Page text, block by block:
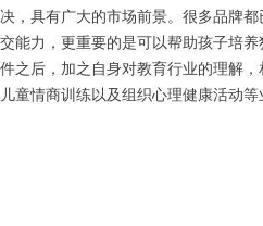
，具有广大的市场前景。很多品牌
能力，更重要的是可以帮助孩子培
之后，加之自身对教育行业的理解
童情商训练以及组织心理健康活动